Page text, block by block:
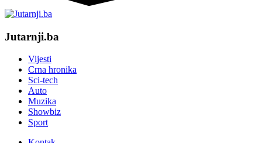
Jutarnji.ba
Vijesti
Crna hronika
Sci-tech
Auto
Muzika
Showbiz
Sport